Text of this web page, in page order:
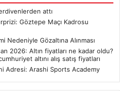
attı
Göztepe Maçı Kadrosu
Nedeniyle Gözaltına Alınması
2026: Altın fiyatları ne kadar oldu?
altını alış satış fiyatları
Adresi: Arashi Sports Academy